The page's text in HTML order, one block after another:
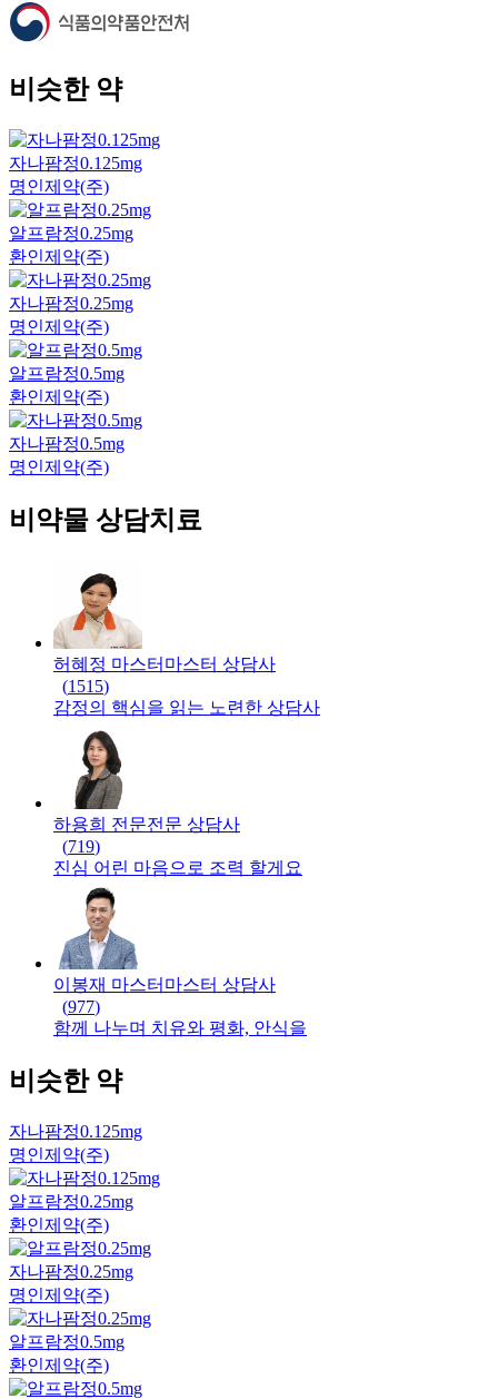
비슷한 약
자나팜정0.125mg
명인제약(주)
알프람정0.25mg
환인제약(주)
자나팜정0.25mg
명인제약(주)
알프람정0.5mg
환인제약(주)
자나팜정0.5mg
명인제약(주)
비약물 상담치료
허혜정 마스터 마스터 상담사
(1515)
감정의 핵심을 읽는 노련한 상담사
하용희 전문전문 상담사
(719)
진심 어린 마음으로 조력 할게요
이봉재 마스터 마스터 상담사
(977)
함께 나누며 치유와 평화, 안식을
비슷한 약
자나팜정0.125mg
명인제약(주)
알프람정0.25mg
환인제약(주)
자나팜정0.25mg
명인제약(주)
알프람정0.5mg
환인제약(주)